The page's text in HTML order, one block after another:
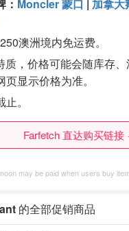
： Moncler 蒙口 | 加拿大
澳洲境内免运费。
质，价格可能会随库存
显示价格为准。
。
Farfetch 直达购买链
may be paid when users buy
的全部促销商品